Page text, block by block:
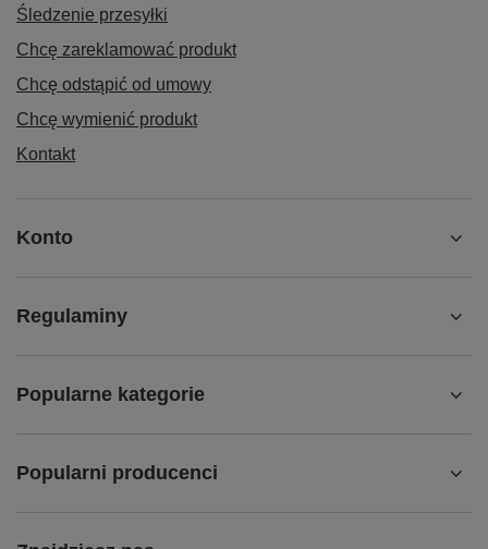
Śledzenie przesyłki
Chcę zareklamować produkt
Chcę odstąpić od umowy
Chcę wymienić produkt
Kontakt
Konto
Regulaminy
Popularne kategorie
Popularni producenci